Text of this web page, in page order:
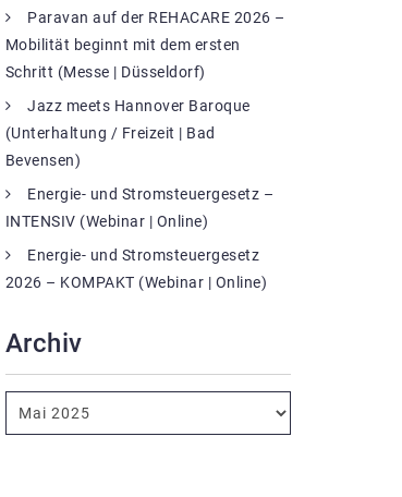
Paravan auf der REHACARE 2026 –
Mobilität beginnt mit dem ersten
Schritt (Messe | Düsseldorf)
Jazz meets Hannover Baroque
(Unterhaltung / Freizeit | Bad
Bevensen)
Energie- und Stromsteuergesetz –
INTENSIV (Webinar | Online)
Energie- und Stromsteuergesetz
2026 – KOMPAKT (Webinar | Online)
Archiv